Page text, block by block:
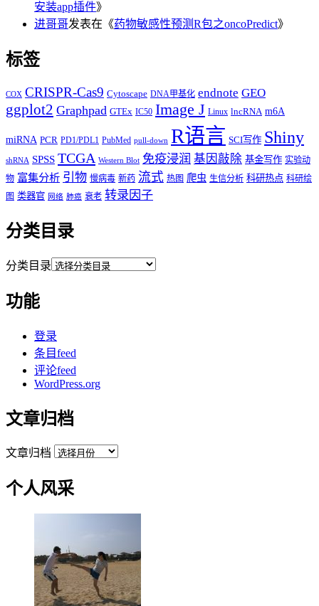
安装app插件》
进哥哥发表在《药物敏感性预测R包之oncoPredict》
标签
COX CRISPR-Cas9 Cytoscape DNA甲基化 endnote GEO
ggplot2 Graphpad GTEx IC50 Image J Linux lncRNA m6A
miRNA PCR PD1/PDL1 PubMed pull-down R语言 SCI写作 Shiny
shRNA SPSS TCGA Western Blot 免疫浸润 基因敲除 基金写作 实验动
物 富集分析 引物 慢病毒 新药 流式 热图 爬虫 生信分析 科研热点 科研绘
图 类器官 网络 肺癌 衰老 转录因子
分类目录
分类目录
功能
登录
条目feed
评论feed
WordPress.org
文章归档
文章归档
个人风采